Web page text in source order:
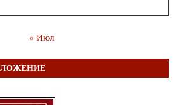
« Июл